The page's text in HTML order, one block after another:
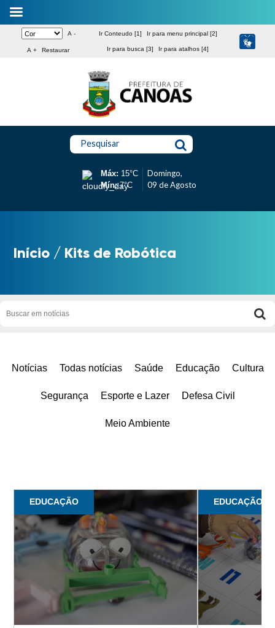
A -
A + Restaurar
Ir Conteudo [1] Ir para menu principal [2]
Ir para busca [3] Ir para atalhos [4]
Pesquisar
Máx: 15°C
Mín:7°C
Domingo,
09 de Agosto
Início / Kits de Robótica
Notícias Todas notícias Saúde Educação Cultura
Segurança Esporte e Lazer Defesa Civil
Meio Ambiente
EDUCAÇÃO EDUCAÇÃO